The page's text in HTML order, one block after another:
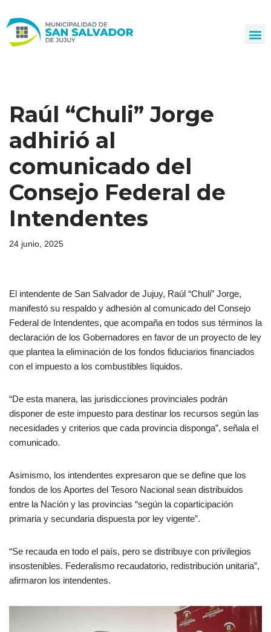
al
Raúl “Chuli” Jorge
adhirió al
comunicado del
Consejo Federal de
Intendentes
24 junio, 2025
El intendente de San Salvador de Jujuy, Raúl “Chuli” Jorge,
manifestó su respaldo y adhesión al comunicado del Consejo
Federal de Intendentes, que acompaña en todos sus términos la
declaración de los Gobernadores en favor de un proyecto de ley
que plantea la eliminación de los fondos fiduciarios financiados
con el impuesto a los combustibles líquidos.
“De esta manera, las jurisdicciones provinciales podrán
disponer de este impuesto para destinar los recursos según las
necesidades y criterios que cada provincia disponga”, señala el
comunicado.
Asimismo, los intendentes expresaron que se define que los
fondos de los Aportes del Tesoro Nacional sean distribuidos
entre la Nación y las provincias “según la coparticipación
primaria y secundaria dispuesta por ley vigente”.
“Se recauda en todo el país, pero se distribuye con privilegios
insostenibles. Federalismo recaudatorio, redistribución unitaria”,
afirmaron los intendentes.